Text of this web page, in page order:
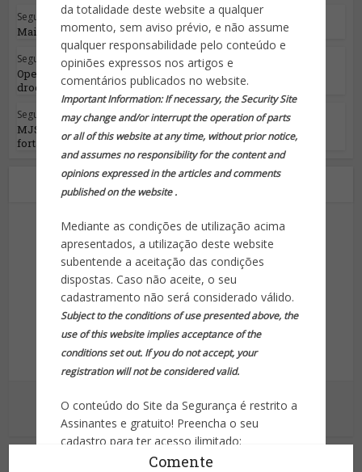
da totalidade deste website a qualquer
momento, sem aviso prévio, e não assume
qualquer responsabilidade pelo conteúdo e
opiniões expressos nos artigos e
comentários publicados no website.
Important Information: If necessary, the Security Site
may change and/or interrupt the operation of parts
or all of this website at any time, without prior notice,
and assumes no responsibility for the content and
opinions expressed in the articles and comments
published on the website .
Mediante as condições de utilização acima
apresentados, a utilização deste website
subentende a aceitação das condições
dispostas. Caso não aceite, o seu
cadastramento não será considerado válido.
Subject to the conditions of use presented above, the
use of this website implies acceptance of the
conditions set out. If you do not accept, your
registration will not be considered valid.
O conteúdo do Site da Segurança é restrito a
Assinantes e gratuito! Preencha o seu
cadastro para ter acesso ilimitado:
The content on the Security Website is restricted to
Segurança Pública
Mais um episódio da ‘guerra’ do RJ
Segurança Pública
Operação Hórus apreende 43 toneladas de
drogas e causa...
Segurança Pública
MJSP e GSI discutem medidas de
fortalecimento de...
Sobre o autor
Site da Segurança
Informação para sua proteção!
Ver outras postagens
Comente